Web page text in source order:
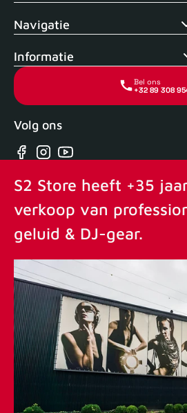
Navigatie
Informatie
Bel ons
+32 89 308
Volg ons
Facebook
Instagram
YouTube
S2 Store heeft +35
verkoop van
geluid & DJ-gear.